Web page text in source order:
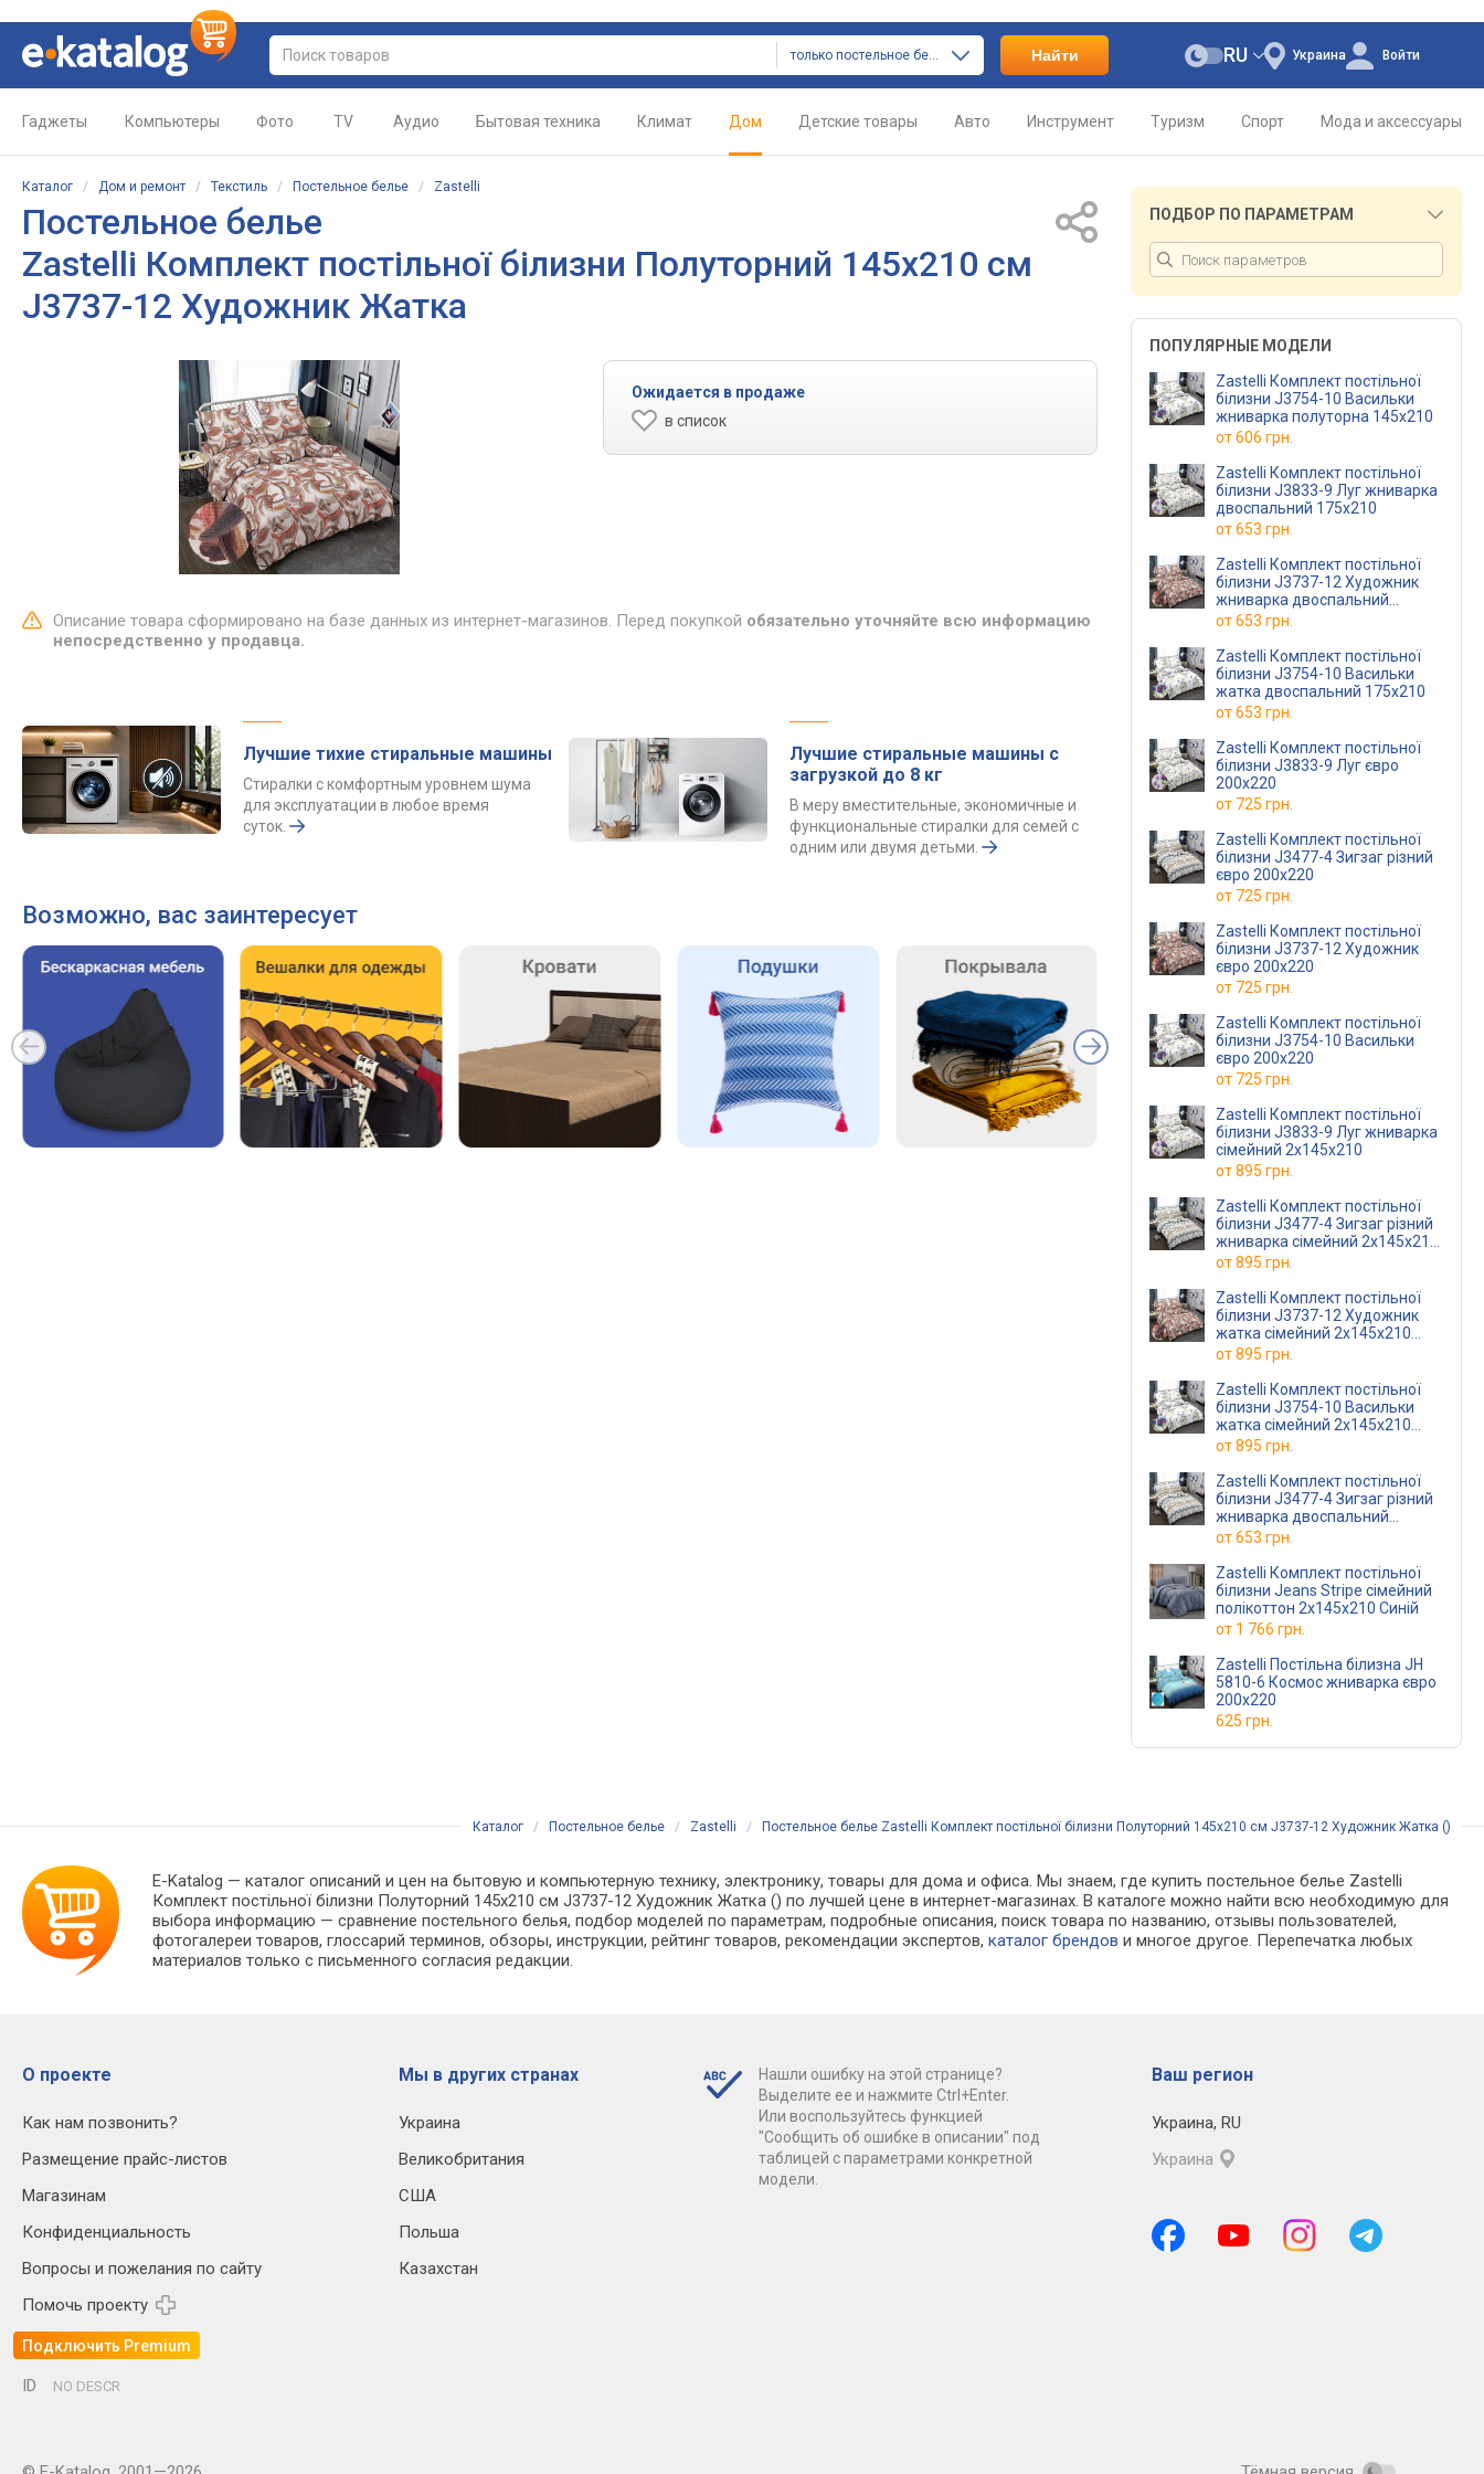
только постельное белье Найти Украина
RU Войти
Гаджеты Компьютеры Фото TV Аудио Бытовая техника Климат Дом Детские товары Авто Инструмент Туризм Спорт Мода и аксессуары
Каталог / Дом и ремонт / Текстиль / Постельное белье / Zastelli
Постельное белье
Zastelli Комплект постільної білизни Полуторний 145х210 см
J3737-12 Художник Жатка
Ожидается в продаже
в список
Описание товара сформировано на базе данных из интернет-магазинов. Перед покупкой обязательно уточняйте всю информацию
непосредственно у продавца.
Лучшие тихие стиральные машины
Стиралки с комфортным уровнем шума
для эксплуатации в любое время
суток.
Лучшие стиральные машины с
загрузкой до 8 кг
В меру вместительные, экономичные и
функциональные стиралки для семей с
одним или двумя детьми.
Возможно, вас заинтересует
ПОДБОР ПО ПАРАМЕТРАМ
ПОПУЛЯРНЫЕ МОДЕЛИ
Zastelli Комплект постільної
білизни J3754-10 Васильки
жниварка полуторна 145х210
от606 грн.
Zastelli Комплект постільної
білизни J3833-9 Луг жниварка
двоспальний 175х210
от653 грн.
Zastelli Комплект постільної
білизни J3737-12 Художник
жниварка двоспальний
175х210 Різнокольоровий
от653 грн.
Zastelli Комплект постільної
білизни J3754-10 Васильки
жатка двоспальний 175х210
от653 грн.
Zastelli Комплект постільної
білизни J3833-9 Луг євро
200х220
от 725 грн.
Zastelli Комплект постільної
білизни J3477-4 Зигзаг різний
євро 200х220
от 725 грн.
Zastelli Комплект постільної
білизни J3737-12 Художник
євро 200х220
от 725 грн.
Zastelli Комплект постільної
білизни J3754-10 Васильки
євро 200х220
от 725 грн.
Zastelli Комплект постільної
білизни J3833-9 Луг жниварка
сімейний 2х145х210
от895 грн.
Zastelli Комплект постільної
білизни J3477-4 Зигзаг різний
жниварка сімейний 2х145х210
Різнокольоровий
от895 грн.
Zastelli Комплект постільної
білизни J3737-12 Художник
жатка сімейний 2х145х210
Різнокольоровий
от895 грн.
Zastelli Комплект постільної
білизни J3754-10 Васильки
жатка сімейний 2х145х210
Різнокольоровий
от895 грн.
Zastelli Комплект постільної
білизни J3477-4 Зигзаг різний
жниварка двоспальний
175х210 Різнокольоровий
от653 грн.
Zastelli Комплект постільної
білизни Jeans Stripe сімейний
полікоттон 2х145х210 Синій
от 1 766 грн.
Zastelli Постільна білизна JH
5810-6 Космос жниварка євро
200х220
625 грн.
Каталог / Постельное белье / Zastelli / Постельное белье Zastelli Комплект постільної білизни Полуторний 145х210 см J3737-12 Художник Жатка ()
E-Katalog — каталог описаний и цен на бытовую и компьютерную технику, электронику, товары для дома и офиса. Мы знаем, где купить постельное белье Zastelli
Комплект постільної білизни Полуторний 145х210 см J3737-12 Художник Жатка () по лучшей цене в интернет-магазинах. В каталоге можно найти всю необходимую для
выбора информацию — сравнение постельного белья, подбор моделей по параметрам, подробные описания, поиск товара по названию, отзывы пользователей,
фотогалереи товаров, глоссарий терминов, обзоры, инструкции, рейтинг товаров, рекомендации экспертов,каталог брендов и многое другое. Перепечатка любых
материалов только с письменного согласия редакции.
О проекте
Как нам позвонить?
Размещение прайс-листов
Магазинам
Конфиденциальность
Вопросы и пожелания по сайту
Помочь проекту
Подключить Premium
Мы в других странах
Украина
Великобритания
США
Польша
Казахстан
Нашли ошибку на этой странице?
Выделите ее и нажмите Ctrl+Enter.
Или воспользуйтесь функцией
"Сообщить об ошибке в описании" под
таблицей с параметрами конкретной
модели.
Ваш регион
Украина, RU
Украина
ID NO DESCR